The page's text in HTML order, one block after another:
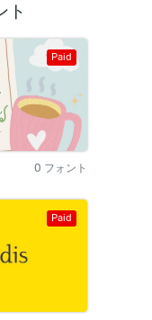
ト
Paid
0 フォント
Paid